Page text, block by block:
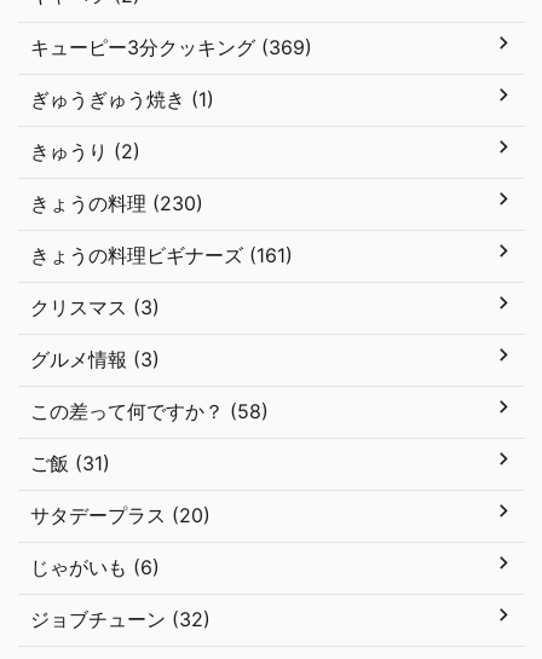
キューピー3分クッキング (369)
ぎゅうぎゅう焼き (1)
きゅうり (2)
きょうの料理 (230)
きょうの料理ビギナーズ (161)
クリスマス (3)
グルメ情報 (3)
この差って何ですか？ (58)
ご飯 (31)
サタデープラス (20)
じゃがいも (6)
ジョブチューン (32)